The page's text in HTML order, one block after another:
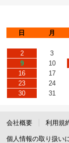
日
月
2
3
9
10
16
17
23
24
30
31
会社概要 利用規
個人情報の取り扱い